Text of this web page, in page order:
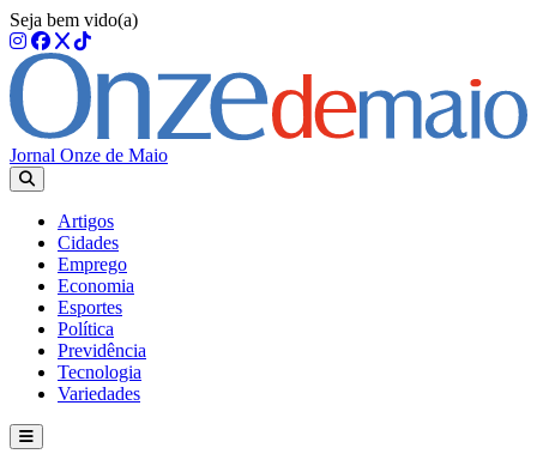
Seja bem vido(a)
Jornal Onze de Maio
Artigos
Cidades
Emprego
Economia
Esportes
Política
Previdência
Tecnologia
Variedades